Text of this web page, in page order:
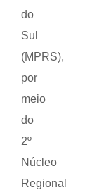
do
Sul
(MPRS),
por
meio
do
2º
Núcleo
Regional